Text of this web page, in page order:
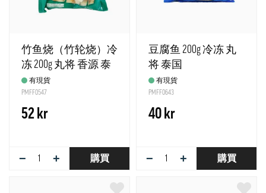
竹鱼烧（竹轮烧）冷
冻 200g 丸将 香源 泰
国 有現貨
PMFF0547
52 kr
− + 購買
豆腐鱼 200g 冷冻 丸
将 泰国
有現貨
PMFF0643
40 kr
− + 購買